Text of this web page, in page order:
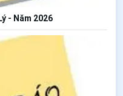
- Năm 2026